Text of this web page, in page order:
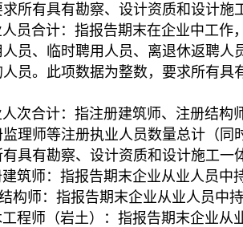
所有具有勘察、设计资质和设计施
合计：指报告期末在企业中工作
员、临时聘用人员、离退休返聘
员。此项数据为整数，要求所有
合计：指注册建筑师、注册结构
理师等注册执业人员数量总计（
具有勘察、设计资质和设计施工一
师：指报告期末企业从业人员中
师：指报告期末企业从业人员中
师（岩土）：指报告期末企业从